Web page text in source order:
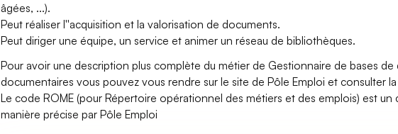
âgées, ...).
Peut réaliser l''acquisition et la valorisation de documents.
Peut diriger une équipe, un service et animer un réseau de bibliothèques.
Pour avoir une description plus complète du métier de Gestionnaire de bases
documentaires vous pouvez vous rendre sur le site de Pôle Emploi et consulter
Le code ROME (pour Répertoire opérationnel des métiers et des emplois) est
manière précise par Pôle Emploi